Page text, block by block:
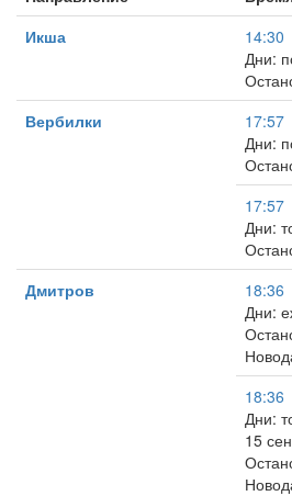
Икша
14:30
Дни:
Вербилки
17:57
Дни:
17:57
Дни:
Дмитров
18:36
Дни:
18:36
Дни:
15 сен